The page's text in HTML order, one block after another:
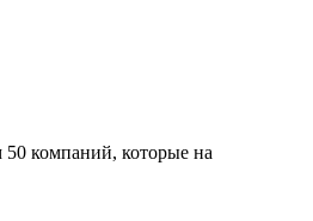
компаний, которые на